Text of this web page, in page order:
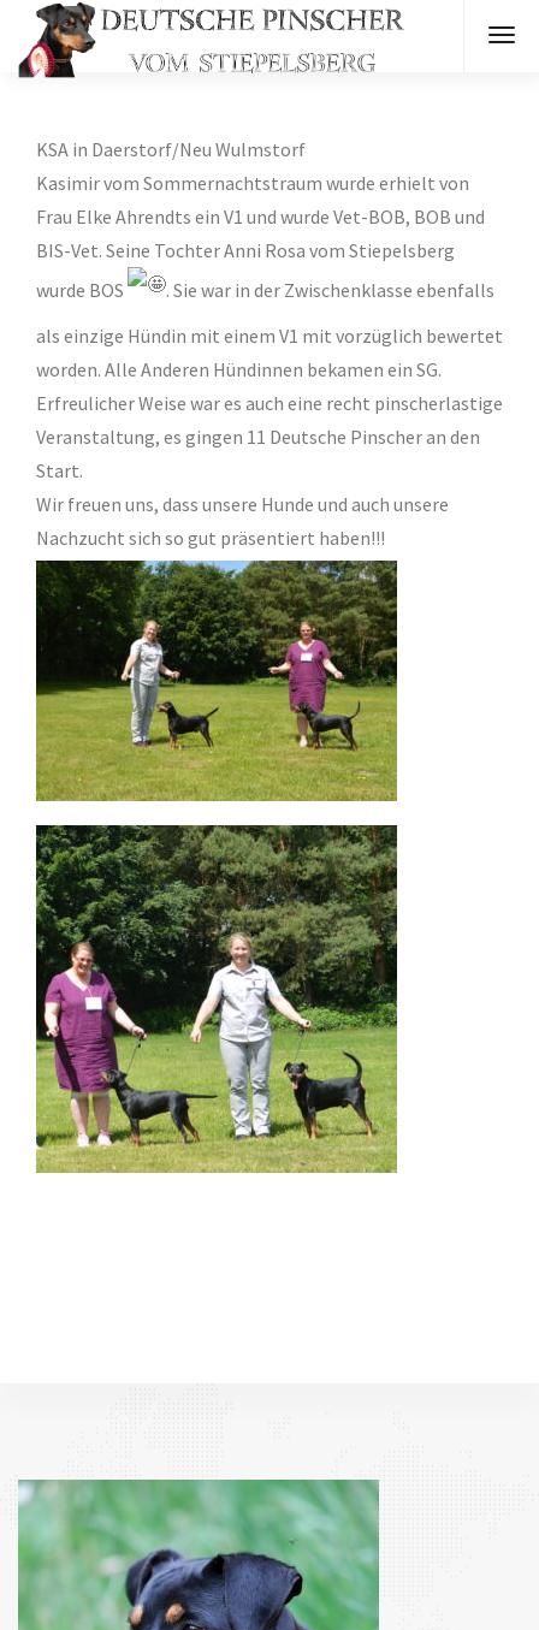
KSA in Daerstorf/Neu Wulmstorf
Kasimir vom Sommernachtstraum wurde erhielt von
Frau Elke Ahrendts ein V1 und wurde Vet-BOB, BOB und
BIS-Vet. Seine Tochter Anni Rosa vom Stiepelsberg
wurde BOS
. Sie war in der Zwischenklasse ebenfalls
als einzige Hündin mit einem V1 mit vorzüglich bewertet
worden. Alle Anderen Hündinnen bekamen ein SG.
Erfreulicher Weise war es auch eine recht pinscherlastige
Veranstaltung, es gingen 11 Deutsche Pinscher an den
Start.
Wir freuen uns, dass unsere Hunde und auch unsere
Nachzucht sich so gut präsentiert haben!!!